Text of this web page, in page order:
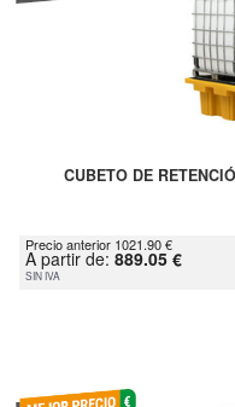
CUBETO DE
Precio anterior 1021.90 €
A partir de: 889.05 €
SIN IVA